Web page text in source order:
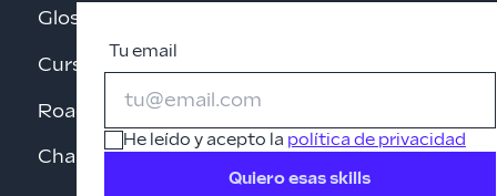
Tu email
He leído y acepto la política de privacidad
Quiero esas skills
Glosario de IA
Cursos gratis
Roadmaps
Changelog